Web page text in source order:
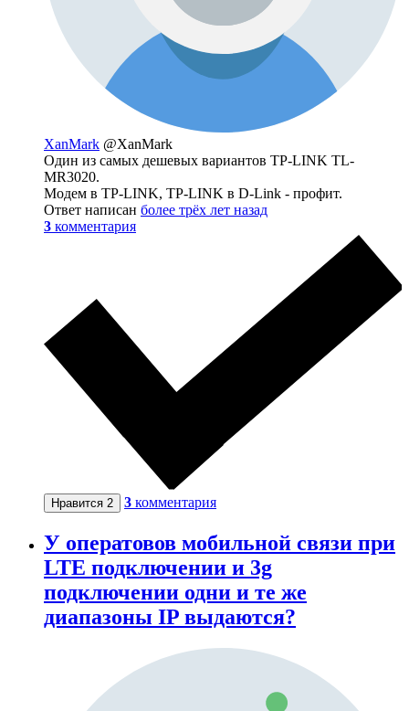
XanMark @XanMark
Один из самых дешевых вариантов TP-LINK TL-
MR3020.
Модем в TP-LINK, TP-LINK в D-Link - профит.
Ответ написан более трёх лет назад
3 комментария
Нравится 2 3 комментария
У оператовов мобильной связи при
LTE подключении и 3g
подключении одни и те же
диапазоны IP выдаются?